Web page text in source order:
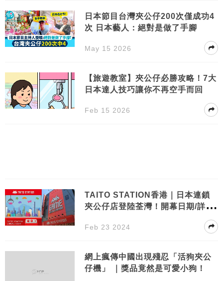
日本節目台灣夾公仔200次僅成功4
次 日本藝人：絕對是做了手腳
May 15 2026
【旅遊教室】夾公仔必勝攻略！7大
日本達人技巧讓你不再空手而回
Feb 15 2026
TAITO STATION香港｜日本連鎖
夾公仔店登陸荃灣！開幕日期/詳細
Feb 23 2024
網上瘋傳中國出現殘忍「活狗夾公
仔機」 ｜獎品竟然是可愛小狗！